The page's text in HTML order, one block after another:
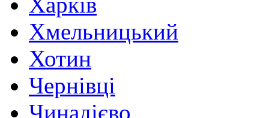
Хмельницький
Хотин
Чернівці
Чинадієво